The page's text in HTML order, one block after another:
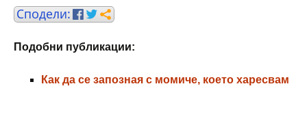
Подобни публикации:
Как да се запозная с момиче, което харесвам